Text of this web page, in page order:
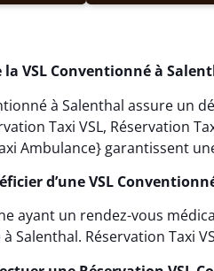
la VSL Conventionné à
à Salenthal assure un
Taxi VSL, Réservation
Ambulance} garantissent
d’une VSL
ayant un rendez-vous
Salenthal. Réservation Taxi